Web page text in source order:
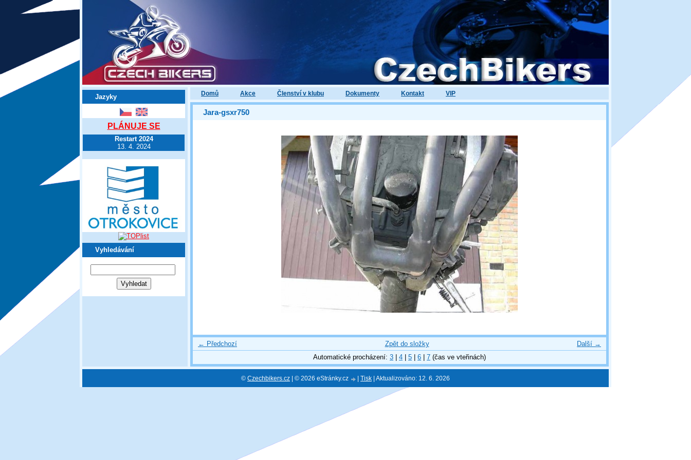
Domů Akce Členství v klubu Dokumenty Kontakt VIP
Jazyky
PLÁNUJE SE
Restart 2024
13. 4. 2024
Vyhledávání
Jara-gsxr750
← Předchozí Další →
Zpět do složky
Automatické procházení: 3 4 5 6 7 (čas ve vteřinách)
© Czechbikers.cz | © 2026 eStránky.cz Tisk Aktualizováno: 12. 6. 2026